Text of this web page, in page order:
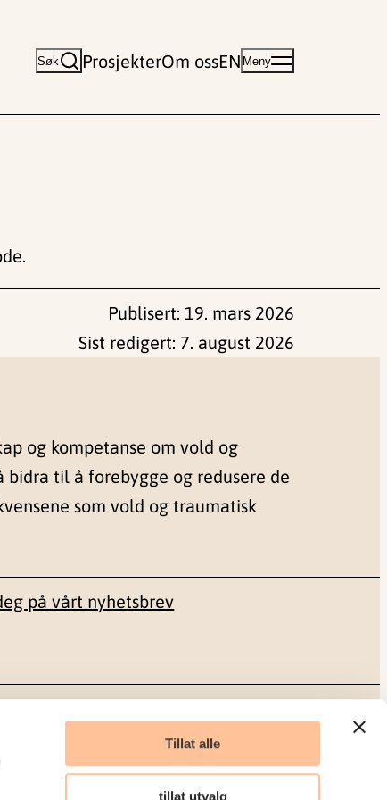
Tillat alle
tillat utvalg
Søk ProsjekterOm ossEN Meny
Publisert: 19. mars 2026
Sist redigert: 7. august 2026
og kompetanse om vold og
bidra til å forebygge og redusere de
som vold og traumatisk
på vårt nyhetsbrev
Sosiale medier
Facebook